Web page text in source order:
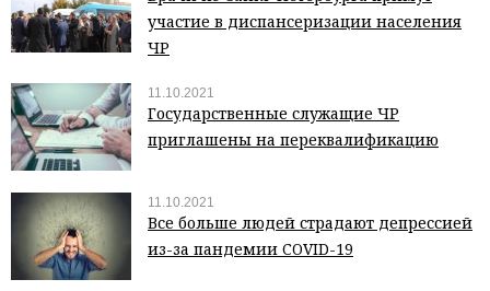
участие в диспансеризации населения
ЧР
11.10.2021
Государственные служащие ЧР
приглашены на переквалификацию
11.10.2021
Все больше людей страдают депрессией
из-за пандемии COVID-19